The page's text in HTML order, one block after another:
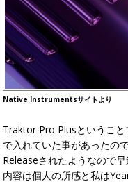
Native Instrumentsサイトより
Traktor Pro Plusというこ
で入れていた事があった
Releaseされたようなので
内容は個人の所感と私は